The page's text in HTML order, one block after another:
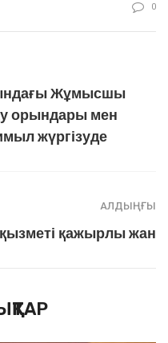
0
Жұмысшы
орындары мен
жүргізуде
АЛДЫҢҒЫ
қызметі қажырлы жан